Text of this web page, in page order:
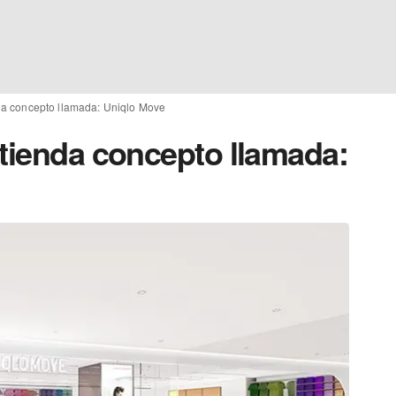
concepto llamada: Uniqlo Move
concepto llamada: